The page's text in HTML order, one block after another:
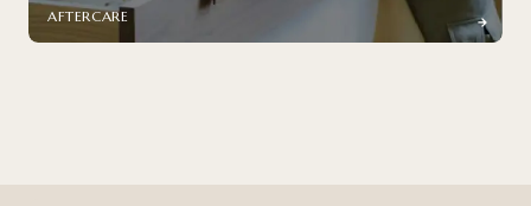
AFTERCARE